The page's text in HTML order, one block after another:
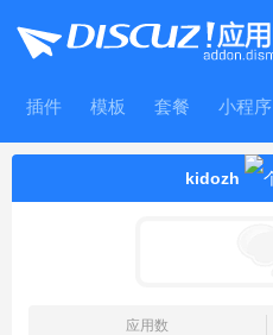
插件 模板 套餐 小程序
kidozh
应用数